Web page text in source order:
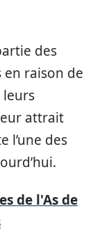
des
en raison de
leurs
attrait
l’une des
de l'As de